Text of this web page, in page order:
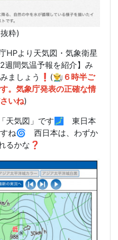
粋)
HPより天気図・気象衛星
週間気温予報を紹介】み
ましょう❗️(👨‍🌾６時半ご
。気象庁発表の正確な情
いね)
天気図」です🗾 東日本
すね🌀 西日本は、わずか
るかな❓